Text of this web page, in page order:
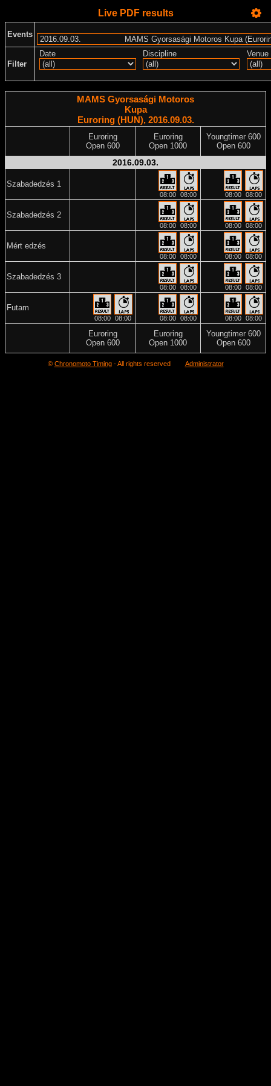
Live PDF results
Events
Filter
Date Discipline Venue
MAMS Gyorsasági Motoros
Kupa
Euroring (HUN), 2016.09.03.
Euroring
Open 600
Euroring
Open 1000
Youngtimer 600
Open 600
2016.09.03.
Szabadedzés 1
08:00 08:00 08:00 08:00
Szabadedzés 2
08:00 08:00 08:00 08:00
Mért edzés
08:00 08:00 08:00 08:00
Szabadedzés 3
08:00 08:00 08:00 08:00
Futam
08:00 08:00 08:00 08:00 08:00 08:00
Euroring
Open 600
Euroring
Open 1000
Youngtimer 600
Open 600
© Chronomoto Timing- All rights reserved Administrator